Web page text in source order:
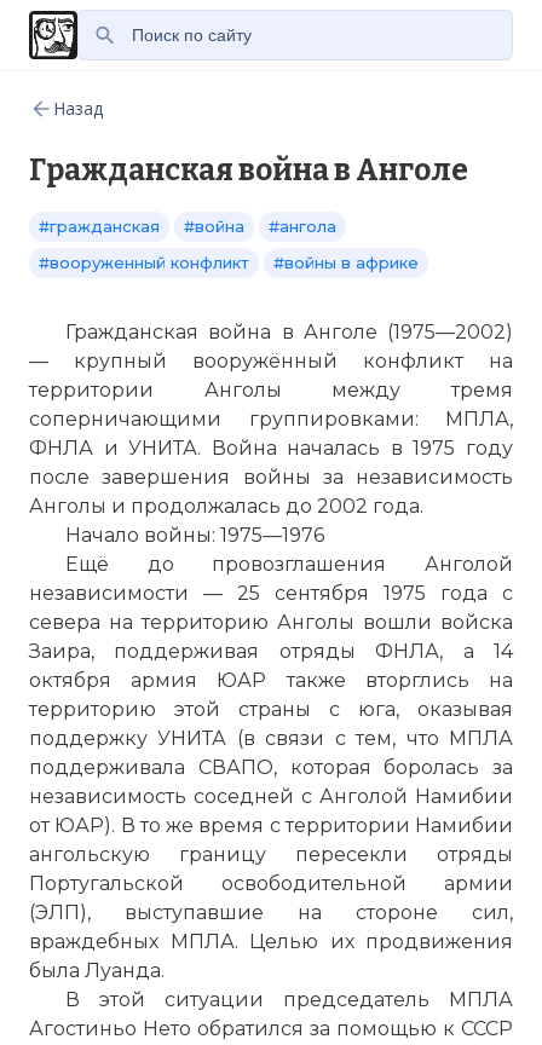
Назад
Гражданская война в Анголе
#гражданская #война
#ангола
#вооруженный конфликт
#войны в африке
Гражданская война в Анголе (1975—2002)
— крупный вооружённый конфликт на
территории Анголы между тремя
соперничающими группировками: МПЛА,
ФНЛА и УНИТА. Война началась в 1975 году
после завершения войны за независимость
Анголы и продолжалась до 2002 года.
Начало войны: 1975—1976
Ещё до провозглашения Анголой
независимости — 25 сентября 1975 года с
севера на территорию Анголы вошли войска
Заира, поддерживая отряды ФНЛА, а 14
октября армия ЮАР также вторглись на
территорию этой страны с юга, оказывая
поддержку УНИТА (в связи с тем, что МПЛА
поддерживала СВАПО, которая боролась за
независимость соседней с Анголой Намибии
от ЮАР). В то же время с территории Намибии
ангольскую границу пересекли отряды
Португальской освободительной армии
(ЭЛП), выступавшие на стороне сил,
враждебных МПЛА. Целью их продвижения
была Луанда.
В этой ситуации председатель МПЛА
Агостиньо Нето обратился за помощью к СССР